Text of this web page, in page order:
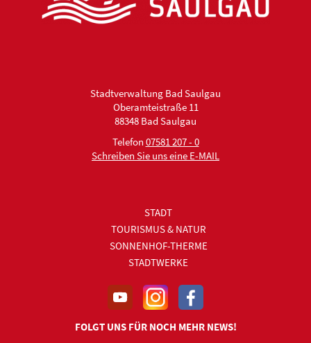
Stadtverwaltung Bad Saulgau
Oberamteistraße 11
88348 Bad Saulgau
Telefon 07581 207 - 0
Schreiben Sie uns eine E-MAIL
STADT
TOURISMUS & NATUR
SONNENHOF-THERME
STADTWERKE
FOLGT UNS FÜR NOCH MEHR NEWS!